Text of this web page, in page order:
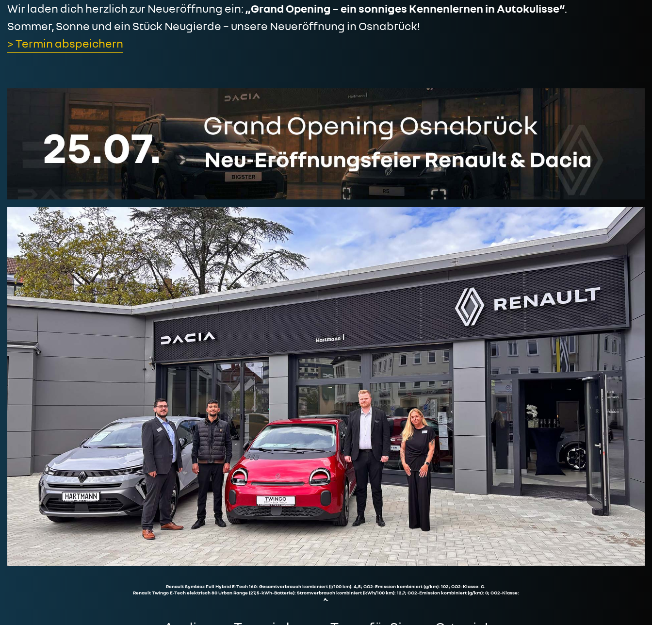
Wir laden dich herzlich zur Neueröffnung ein: „Grand Opening – ein sonniges Kennenlernen in Autokulisse“
Sommer, Sonne und ein Stück Neugierde – unsere Neueröffnung in Osnabrück!
> Termin abspeichern
Renault Symbioz Full Hybrid E-Tech 160: Gesamtverbrauch kombiniert (l/100 km): 4,5; CO2-Emission kombiniert (g/km): 102; CO2-Klasse: C.
Renault Twingo E-Tech elektrisch 80 Urban Range (27,5-kWh-Batterie): Stromverbrauch kombiniert (kWh/100 km): 12,7; CO2-Emission kombiniert (g/km): 0; CO2-Klasse:
A.